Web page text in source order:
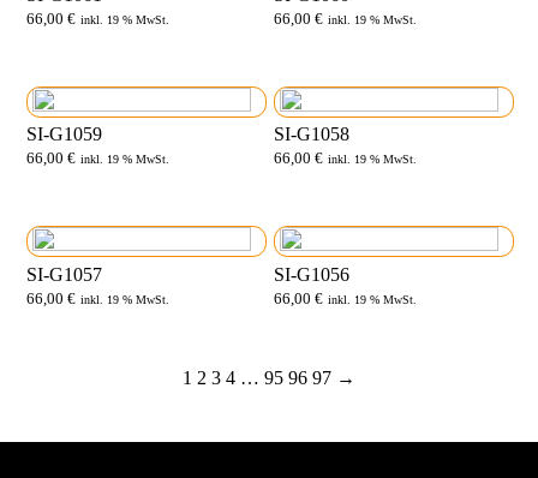
66,00€ inkl. 19 % MwSt. 66,00€ inkl. 19 % MwSt.
SI-G1059
66,00€ inkl. 19 % MwSt.
SI-G1058
66,00€ inkl. 19 % MwSt.
SI-G1057
66,00€ inkl. 19 % MwSt.
SI-G1056
66,00€ inkl. 19 % MwSt.
1 2 3 4 … 95 96 97 →